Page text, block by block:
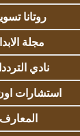
روتانا
مجلة
نادي
استشارات
المعارف